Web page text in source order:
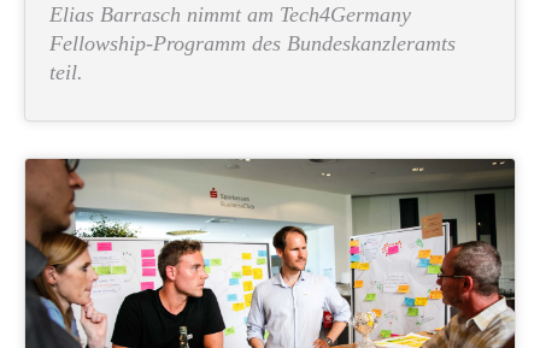
Elias Barrasch nimmt am Tech4Germany
Fellowship-Programm des Bundeskanzleramts
teil.